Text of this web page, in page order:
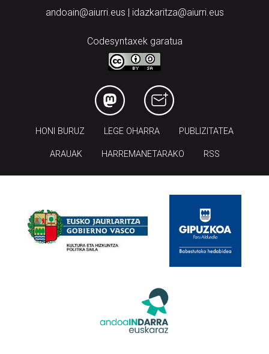
andoain@aiurri.eus | idazkaritza@aiurri.eus
Codesyntaxek garatua
HONI BURUZ LEGE OHARRA PUBLIZITATEA
ARAUAK HARREMANETARAKO RSS